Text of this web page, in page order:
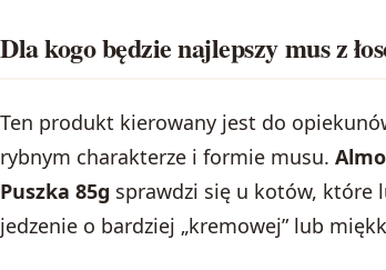
Dla kogo będzie najlepszy mus z
Ten produkt kierowany jest do
rybnym charakterze i formie musu.
Puszka 85g sprawdzi się u kotów, które
jedzenie o bardziej „kremowej” lub